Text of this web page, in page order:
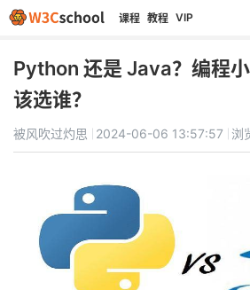
课程 教程 VIP
Python 还是 Java？编程
该选谁？
被风吹过灼思 2024-06-06 13:57:57 浏